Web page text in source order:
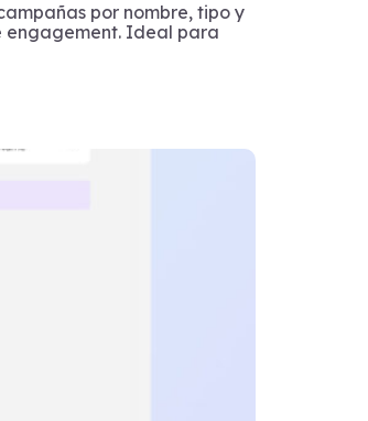
por nombre, tipo y
engagement. Ideal para